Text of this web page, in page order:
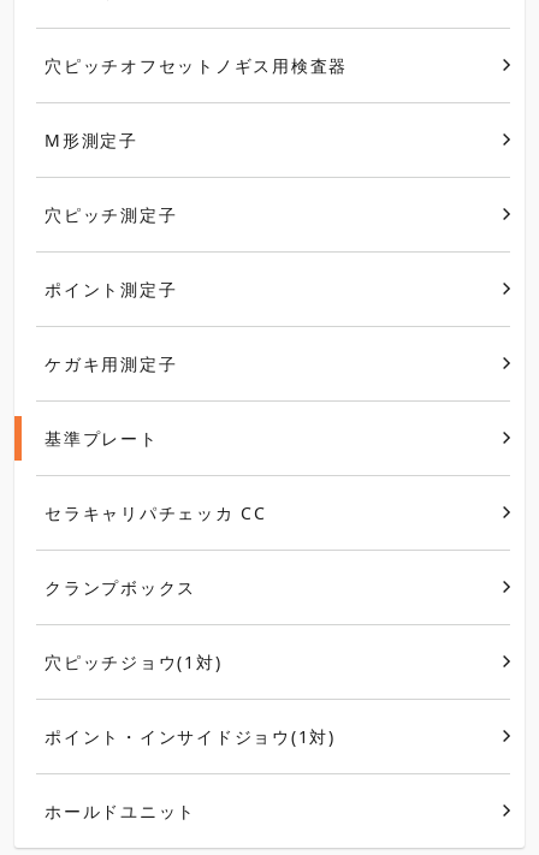
穴ピッチオフセットノギス用検査器
M形測定子
穴ピッチ測定子
ポイント測定子
ケガキ用測定子
基準プレート
セラキャリパチェッカ CC
クランプボックス
穴ピッチジョウ(1対)
ポイント・インサイドジョウ(1対)
ホールドユニット